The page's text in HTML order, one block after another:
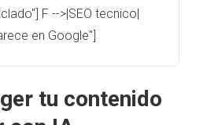
F -->|SEO tecnico|
en Google"]
tu contenido